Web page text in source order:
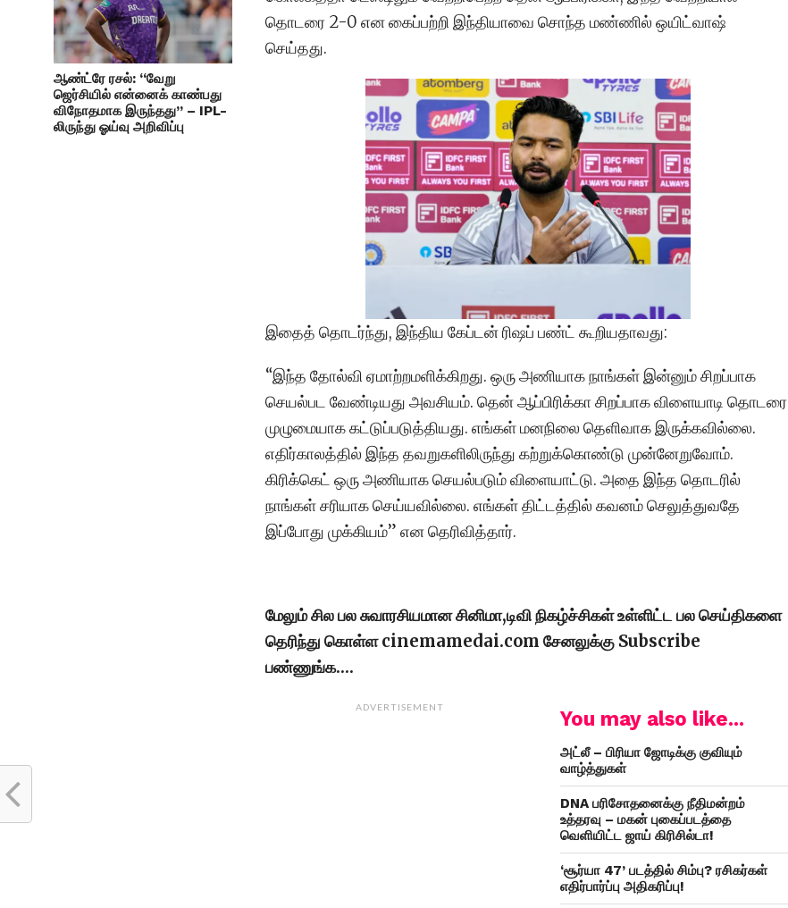
ஆண்ட்ரே ரசல்: “வேறு
ஜெர்சியில் என்னைக் காண்பது
விநோதமாக இருந்தது” – IPL-
லிருந்து ஓய்வு அறிவிப்பு
தொடரை 2-0 என கைப்பற்றி இந்தியாவை சொந்த மண்ணில் ஒயிட்வாஷ்
செய்தது.
இதைத் தொடர்ந்து, இந்திய கேப்டன் ரிஷப் பண்ட் கூறியதாவது:
“இந்த தோல்வி ஏமாற்றமளிக்கிறது. ஒரு அணியாக நாங்கள் இன்னும் சிறப்பாக
செயல்பட வேண்டியது அவசியம். தென் ஆப்பிரிக்கா சிறப்பாக விளையாடி தொடரை
முழுமையாக கட்டுப்படுத்தியது. எங்கள் மனநிலை தெளிவாக இருக்கவில்லை.
எதிர்காலத்தில் இந்த தவறுகளிலிருந்து கற்றுக்கொண்டு முன்னேறுவோம்.
கிரிக்கெட் ஒரு அணியாக செயல்படும் விளையாட்டு. அதை இந்த தொடரில்
நாங்கள் சரியாக செய்யவில்லை. எங்கள் திட்டத்தில் கவனம் செலுத்துவதே
இப்போது முக்கியம்” என தெரிவித்தார்.
மேலும் சில பல சுவாரசியமான சினிமா,டிவி நிகழ்ச்சிகள் உள்ளிட்ட பல செய்திகளை
தெரிந்து கொள்ள cinemamedai.com சேனலுக்கு Subscribe
பண்ணுங்க….
ADVERTISEMENT You may also like...
அட்லீ – பிரியா ஜோடிக்கு குவியும்
வாழ்த்துகள்
DNA பரிசோதனைக்கு நீதிமன்றம்
உத்தரவு – மகன் புகைப்படத்தை
வெளியிட்ட ஜாய் கிரிசில்டா!
‘சூர்யா 47’ படத்தில் சிம்பு? ரசிகர்கள்
எதிர்பார்ப்பு அதிகரிப்பு!